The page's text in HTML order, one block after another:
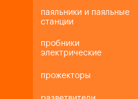
паяльники и паяльные
станции
пробники
электрические
прожекторы